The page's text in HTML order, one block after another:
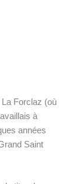
Forclaz (où
à
années
Saint